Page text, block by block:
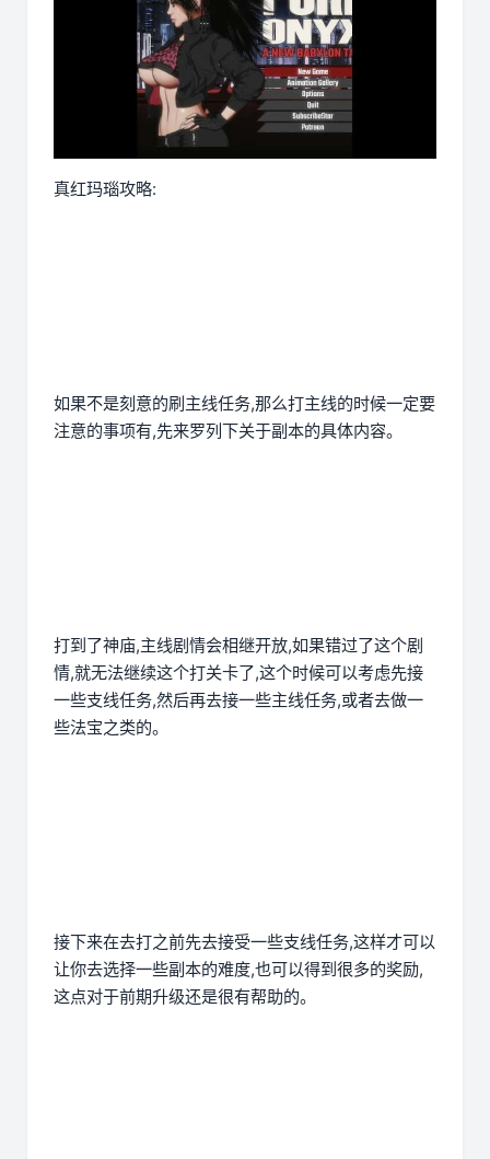
真红玛瑙攻略:
如果不是刻意的刷主线任务,那么打主线的时候一定要
注意的事项有,先来罗列下关于副本的具体内容。
打到了神庙,主线剧情会相继开放,如果错过了这个剧
情,就无法继续这个打关卡了,这个时候可以考虑先接
一些支线任务,然后再去接一些主线任务,或者去做一
些法宝之类的。
接下来在去打之前先去接受一些支线任务,这样才可以
让你去选择一些副本的难度,也可以得到很多的奖励,
这点对于前期升级还是很有帮助的。